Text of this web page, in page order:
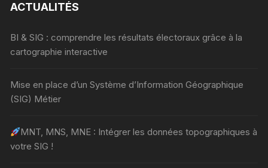
ACTUALITÉS
BI & SIG : comprendre les résultats électoraux grâce à la
cartographie interactive
Mise en place d’un Système d’Information Géographique
(SIG) Métier
MNT, MNS, MNE : Intégrer les données topographiques à
votre SIG !